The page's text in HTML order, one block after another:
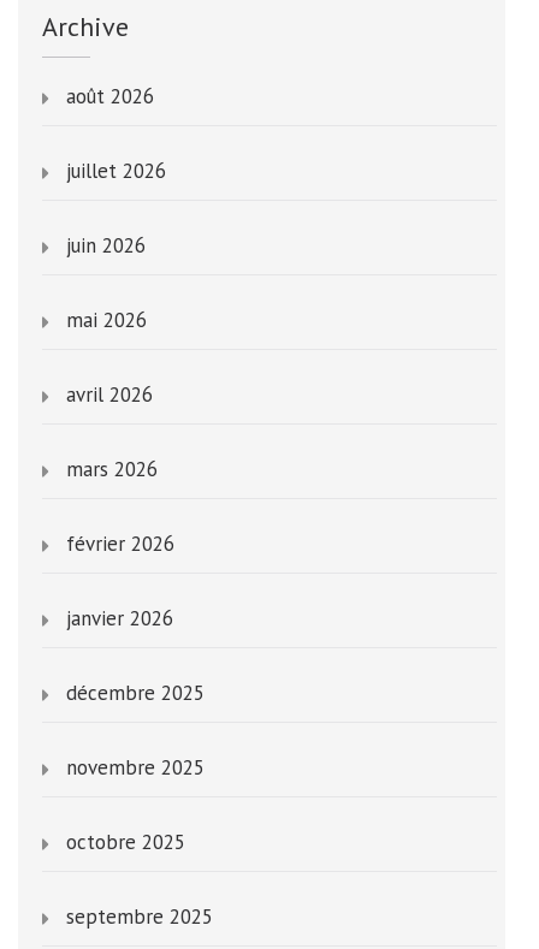
Archive
août 2026
juillet 2026
juin 2026
mai 2026
avril 2026
mars 2026
février 2026
janvier 2026
décembre 2025
novembre 2025
octobre 2025
septembre 2025